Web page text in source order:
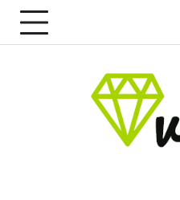
Skip
content